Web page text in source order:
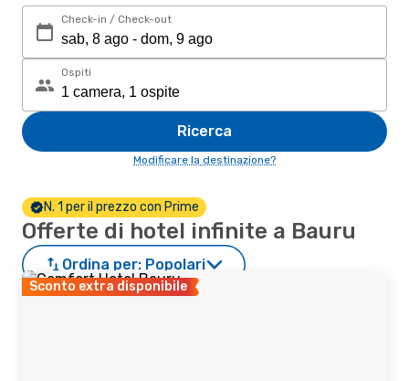
Check-in / Check-out
Ospiti
Ricerca
Modificare la destinazione?
N. 1 per il prezzo con Prime
Offerte di hotel infinite a Bauru
Ordina per: Popolari
Sconto extra disponibile